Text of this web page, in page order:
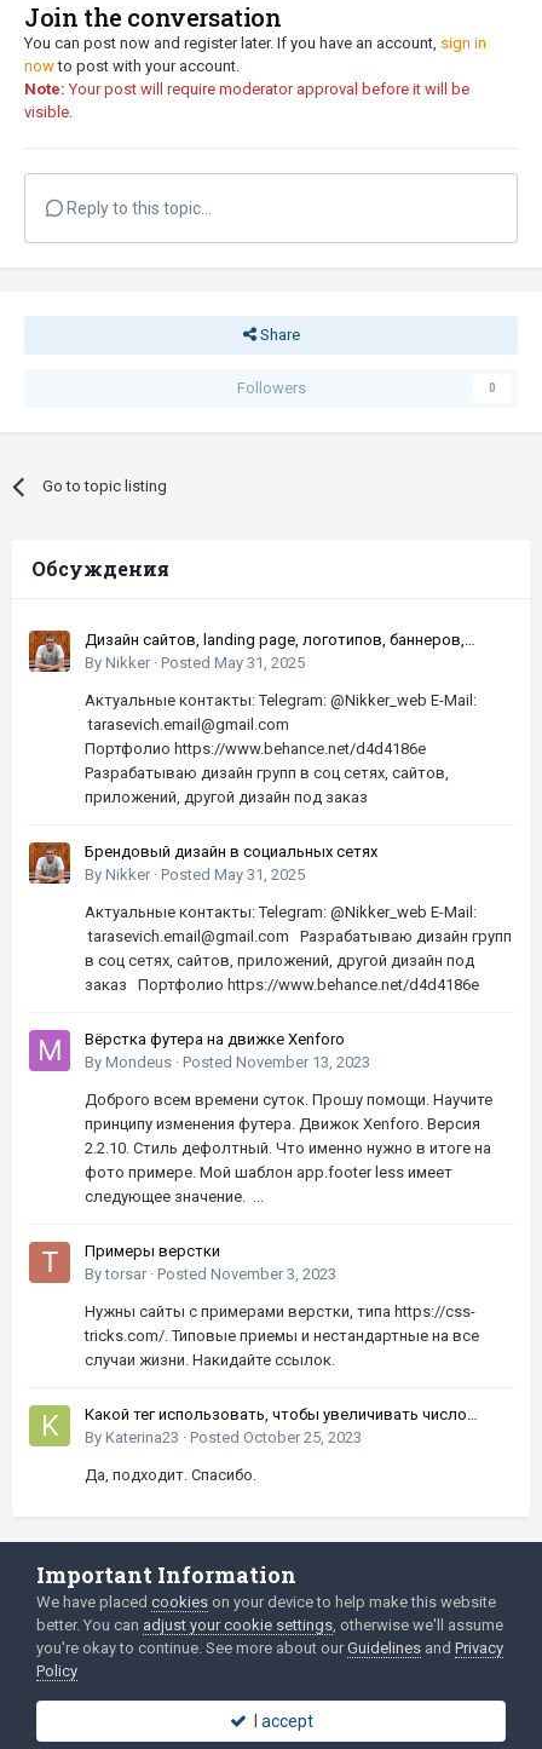
Join the conversation
You can post now and register later. If you have an account, sign in
nowto post with your account.
Note: Your post will require moderator approval before it will be
visible.
Reply to this topic...
Share
Followers 0
Go to topic listing
Обсуждения
Дизайн сайтов, landing page, логотипов, баннеров,
шапок | Высокое качество, по хорошей цене
By Nikker · Posted May 31, 2025
Актуальные контакты: Telegram: @Nikker_web E-Mail:
tarasevich.email@gmail.com
Портфолио https://www.behance.net/d4d4186e
Разрабатываю дизайн групп в соц сетях, сайтов,
приложений, другой дизайн под заказ
Брендовый дизайн в социальных сетях
By Nikker · Posted May 31, 2025
Актуальные контакты: Telegram: @Nikker_web E-Mail:
tarasevich.email@gmail.com Разрабатываю дизайн групп
в соц сетях, сайтов, приложений, другой дизайн под
заказ Портфолио https://www.behance.net/d4d4186e
Вёрстка футера на движке Xenforo
By Mondeus · Posted November 13, 2023
Доброго всем времени суток. Прошу помощи. Научите
принципу изменения футера. Движок Xenforo. Версия
2.2.10. Стиль дефолтный. Что именно нужно в итоге на
фото примере. Мой шаблон app.footer less имеет
следующее значение. ...
Примеры верстки
Bytorsar · Posted November 3, 2023
Нужны сайты с примерами верстки, типа https://css-
tricks.com/. Типовые приемы и нестандартные на все
случаи жизни. Накидайте ссылок.
Какой тег использовать, чтобы увеличивать число
кнопками вверх-вниз?
By Katerina23 · Posted October 25, 2023
Да, подходит. Спасибо.
Language Privacy Policy
2003-Today ©htmlforum.dev Powered by Invision Community
Important Information
We have placed cookies on your device to help make this website
better. You can adjust your cookie settings, otherwise we'll assume
you're okay to continue. See more about our Guidelines and Privacy
Policy
I accept